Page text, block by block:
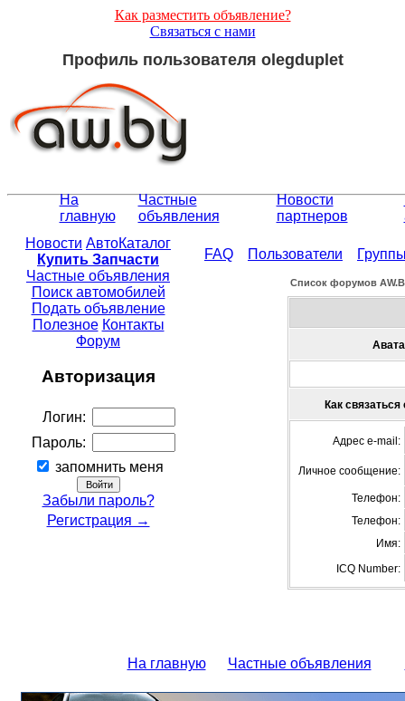
Как разместить объявление?
Связаться с нами
Профиль пользователя olegduplet
На
главную
Частные
объявления
Новости
партнеров
Новости АвтоКаталог
Купить Запчасти
Частные объявления
Поиск автомобилей
Подать объявление
Полезное Контакты
Форум
Авторизация
Логин:
Пароль:
запомнить меня
Забыли пароль?
Регистрация →
FAQ Пользователи
Список форумов
Как
Адрес e-mail:
Личное сообщение:
Телефон:
Телефон:
Имя:
ICQ Number:
На главную Частные объявления